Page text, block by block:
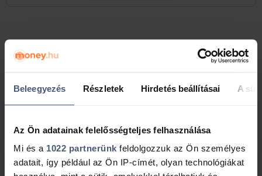
Beleegyezés Részletek Hirdetés beállításai A
Az Ön adatainak felelősségteljes felhasználása
Mi és a 1022 partnerünk feldolgozzuk az Ön személyes
adatait, így például az Ön IP-címét, olyan technológiákat
újítsam fel otthonomat 2026-ban?
Melyek a klasszikus személyi hitel előnyei a